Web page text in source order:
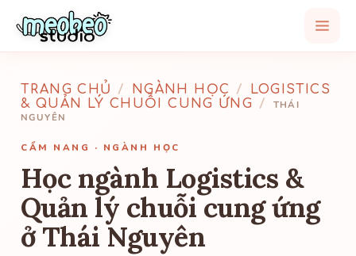
TRANG CHỦ / NGÀNH HỌC /
LOGISTICS
& QUẢN LÝ CHUỖI CUNG ỨNG
/
THÁI
NGUYÊN
CẨM NANG · NGÀNH HỌC
Học ngành Logistics &
Quản lý chuỗi cung ứng
ở Thái Nguyên